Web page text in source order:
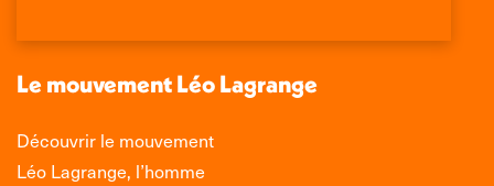
une
fenêtre
une
fenêtre
une
fenêtre
une
nouvelle
fenêtre
Le mouvement Léo Lagrange
Découvrir le mouvement
Léo Lagrange, l’homme